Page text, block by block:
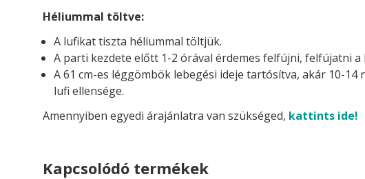
Héliummal töltve:
A lufikat tiszta héliummal töltjük.
A parti kezdete előtt 1-2 órával érdemes felfújni, felfújatni
A 61 cm-es léggömbök lebegési ideje tartósítva, akár 10-
lufi ellensége.
Amennyiben egyedi árajánlatra van szükséged, kattints ide!
Kapcsolódó termékek